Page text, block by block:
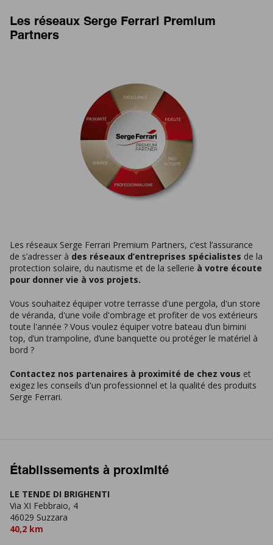
Les réseaux Serge Ferrari Premium
Partners
Les réseaux Serge Ferrari Premium Partners, c’est l’assurance
de s’adresser à des réseaux d’entreprises spécialistes de la
protection solaire, du nautisme et de la sellerie à votre écoute
pour donner vie à vos projets.
Vous souhaitez équiper votre terrasse d'une pergola, d'un store
de véranda, d'une voile d'ombrage et profiter de vos extérieurs
toute l'année ? Vous voulez équiper votre bateau d’un bimini
top, d’un trampoline, d’une banquette ou protéger le matériel à
bord ?
Contactez nos partenaires à proximité de chez vous et
exigez les conseils d'un professionnel et la qualité des produits
Serge Ferrari.
Établissements à proximité
LE TENDE DI BRIGHENTI
Via XI Febbraio, 4
46029 Suzzara
40,2 km